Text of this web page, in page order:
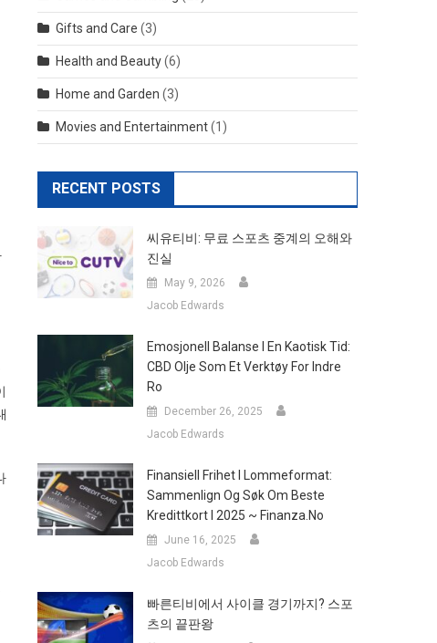
Gifts and Care (3)
Health and Beauty(6)
Home and Garden (3)
Movies and Entertainment(1)
RECENT POSTS
씨유티비: 무료 스포츠 중계의 오해와
진실
May 9, 2026
Jacob Edwards
Emosjonell Balanse I En Kaotisk Tid:
CBD Olje Som Et Verktøy For Indre
Ro
December 26, 2025
Jacob Edwards
Finansiell Frihet I Lommeformat:
Sammenlign Og Søk Om Beste
Kredittkort I 2025 ~ Finanza.no
June 16, 2025
Jacob Edwards
빠른티비에서 사이클 경기까지? 스포
츠의 끝판왕